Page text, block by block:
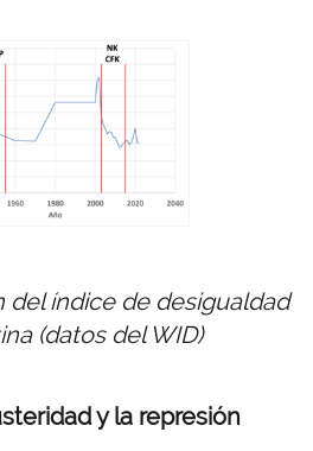
del índice de desigualdad
(datos del WID)
y la represión